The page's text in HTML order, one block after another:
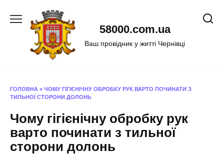
58000.com.ua
Ваш провідник у житті Чернівці
ГОЛОВНА » ЧОМУ ГІГІЄНІЧНУ ОБРОБКУ РУК ВАРТО ПОЧИНАТИ З
ТИЛЬНОЇ СТОРОНИ ДОЛОНЬ
Чому гігієнічну обробку рук
варто починати з тильної
сторони долонь